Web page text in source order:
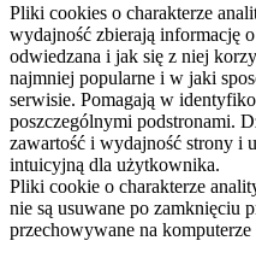
Pliki cookies o charakterze
wydajność zbierają informację
odwiedzana i jak się z niej
najmniej popularne i w jaki
serwisie. Pomagają w
poszczególnymi podstronami.
zawartość i wydajność strony i
intuicyjną dla użytkownika.
Pliki cookie o charakterze
nie są usuwane po zamknięciu
przechowywane na